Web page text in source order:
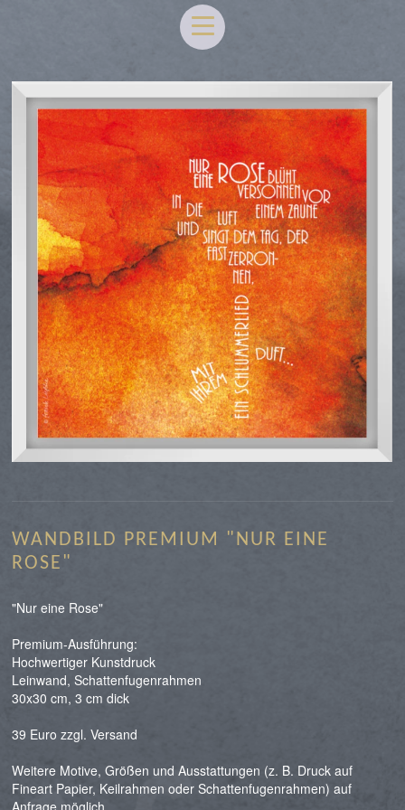
WANDBILD PREMIUM "NUR EINE
ROSE"
"Nur eine Rose"
Premium-Ausführung:
Hochwertiger Kunstdruck
Leinwand, Schattenfugenrahmen
30x30 cm, 3 cm dick
39 Euro zzgl. Versand
Weitere Motive, Größen und Ausstattungen (z. B. Druck auf
Fineart Papier, Keilrahmen oder Schattenfugenrahmen) auf
Anfrage möglich.